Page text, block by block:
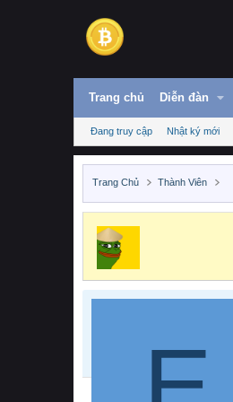
Trang chủ Diễn đàn
Đang truy cập Nhật ký mới
Trang Chủ Thành Viên